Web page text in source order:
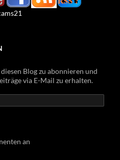
Blog zu abonnieren und
via E-Mail zu erhalten.
an